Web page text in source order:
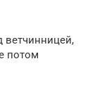
ветчинницей,
потом